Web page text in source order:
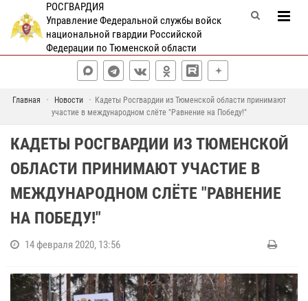
РОСГВАРДИЯ
Управление Федеральной службы войск
национальной гвардии Российской
Федерации по Тюменской области
Главная Новости
Кадеты Росгвардии из Тюменской области принимают
участие в международном слёте "Равнение на Победу!"
КАДЕТЫ РОСГВАРДИИ ИЗ ТЮМЕНСКОЙ
ОБЛАСТИ ПРИНИМАЮТ УЧАСТИЕ В
МЕЖДУНАРОДНОМ СЛЁТЕ "РАВНЕНИЕ
НА ПОБЕДУ!"
14 февраля 2020, 13:56